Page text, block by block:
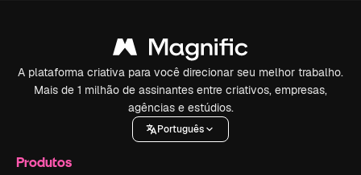
A plataforma criativa para você direcionar seu melhor trabalho.
Mais de 1 milhão de assinantes entre criativos, empresas,
agências e estúdios.
Português
Produtos